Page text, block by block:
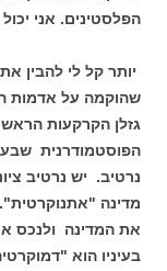
הפלסטינים. אני
יותר קל לי להבין
שהוקמה על אדמות
גזלן הקרקעות
הפוסטמודרנית
נרטיב. יש נרטיב
מדינה
את המדינה ולנכס
בעיניו הוא